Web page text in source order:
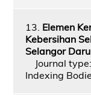
13. Elemen
Kebersihan
Selangor
Journal
Indexing